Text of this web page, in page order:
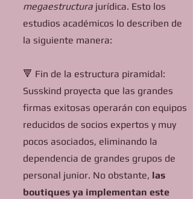
megaestructura jurídica. Esto los
estudios académicos lo describen de
la siguiente manera:
🔻 Fin de la estructura piramidal:
Susskind proyecta que las grandes
firmas exitosas operarán con equipos
reducidos de socios expertos y muy
pocos asociados, eliminando la
dependencia de grandes grupos de
personal junior. No obstante, las
boutiques ya implementan este